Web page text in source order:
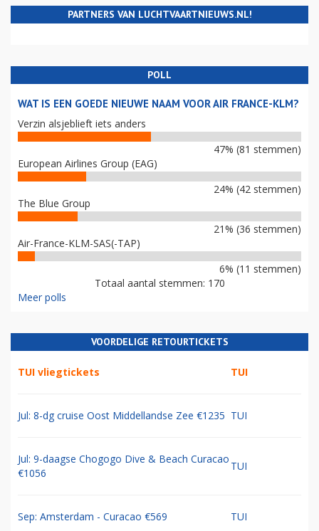
PARTNERS VAN LUCHTVAARTNIEUWS.NL!
POLL
WAT IS EEN GOEDE NIEUWE NAAM VOOR AIR FRANCE-KLM?
Verzin alsjeblieft iets anders
47% (81 stemmen)
European Airlines Group (EAG)
24% (42 stemmen)
The Blue Group
21% (36 stemmen)
Air-France-KLM-SAS(-TAP)
6% (11 stemmen)
Totaal aantal stemmen: 170
Meer polls
VOORDELIGE RETOURTICKETS
TUI vliegtickets TUI
Jul: 8-dg cruise Oost Middellandse Zee €1235 TUI
Jul: 9-daagse Chogogo Dive & Beach Curacao
€1056
TUI
Sep: Amsterdam - Curacao €569 TUI